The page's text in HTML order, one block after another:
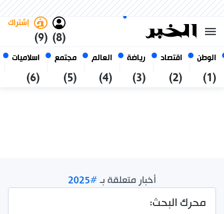
الوطن
(1)
اقتصاد
(2)
رياضة
(3)
العالم
(4)
مجتمع
(5)
اسلاميات
(6)
(8)
إشتراك
(9)
أغسطس 2026
الجزائر
أخبار متعلقة بـ#2025
محرك البحث: